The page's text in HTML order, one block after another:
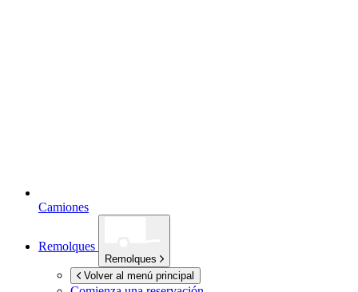
Camiones
Remolques
Remolques
Volver al menú principal